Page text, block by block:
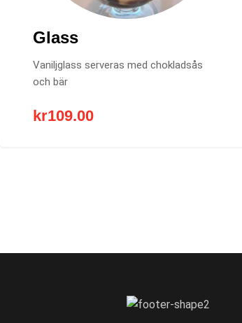
Glass
Vaniljglass serveras med chokladsås
och bär
kr109.00